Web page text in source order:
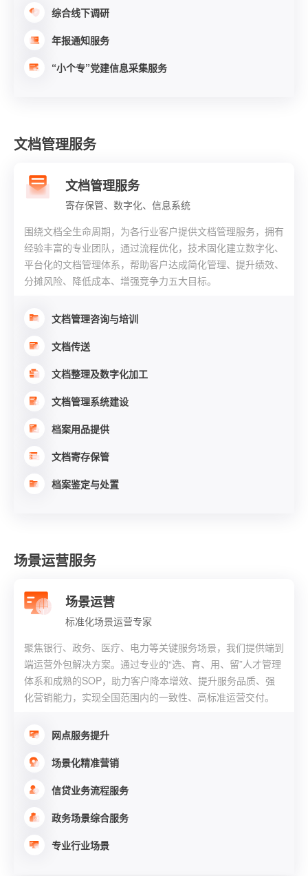
综合线下调研
年报通知服务
“小个专”党建信息采集服务
文档管理服务
文档管理服务
寄存保管、数字化、信息系统
围绕文档全生命周期，为各行业客户提供文档管理服务，拥有
经验丰富的专业团队，通过流程优化，技术固化建立数字化、
平台化的文档管理体系，帮助客户达成简化管理、提升绩效、
分摊风险、降低成本、增强竞争力五大目标。
文档管理咨询与培训
文档传送
文档整理及数字化加工
文档管理系统建设
档案用品提供
文档寄存保管
档案鉴定与处置
场景运营服务
场景运营
标准化场景运营专家
聚焦银行、政务、医疗、电力等关键服务场景，我们提供端到
端运营外包解决方案。通过专业的“选、育、用、留”人才管理
体系和成熟的SOP，助力客户降本增效、提升服务品质、强
化营销能力，实现全国范围内的一致性、高标准运营交付。
网点服务提升
场景化精准营销
信贷业务流程服务
政务场景综合服务
专业行业场景